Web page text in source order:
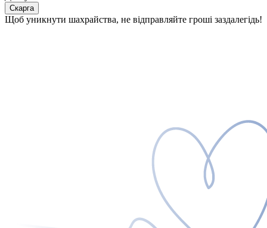
Скарга
Щоб уникнути шахрайства, не відправляйте гроші заздалегідь!